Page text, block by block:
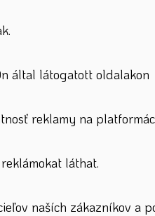
által látogatott oldalakon
reklamy na
láthat.
naších zákazníkov